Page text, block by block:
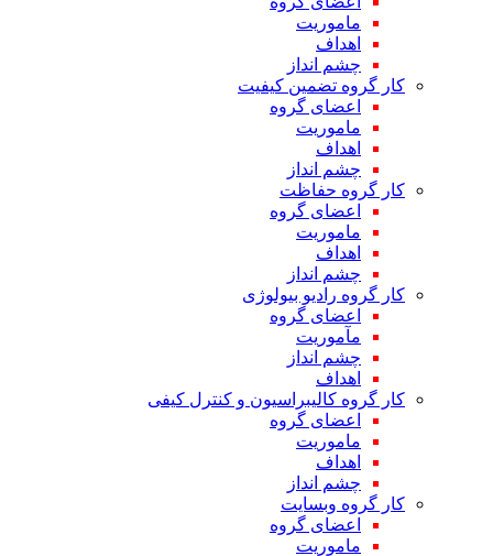
ماموریت
اهداف
چشم انداز
کار گروه تضمین کیفیت
اعضای گروه
ماموریت
اهداف
چشم انداز
کار گروه حفاظت
اعضای گروه
ماموریت
اهداف
چشم انداز
کار گروه رادیو بیولوژی
اعضای گروه
مآموریت
چشم انداز
اهداف
کار گروه کالیبراسیون و کنترل کیفی
اعضای گروه
ماموریت
اهداف
چشم انداز
کار گروه وبسایت
اعضای گروه
ماموریت